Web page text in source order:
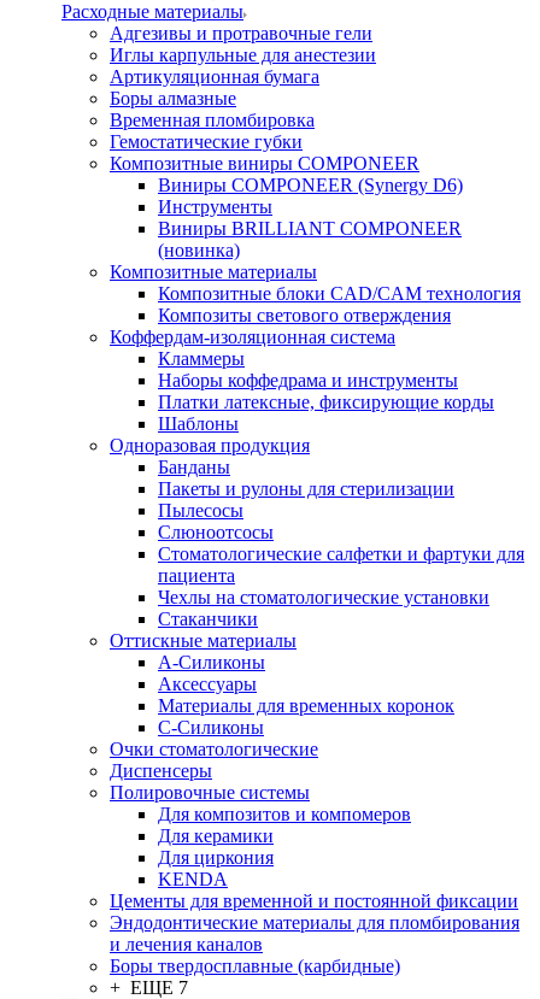
Расходные материалы
Адгезивы и протравочные гели
Иглы карпульные для анестезии
Артикуляционная бумага
Боры алмазные
Временная пломбировка
Гемостатические губки
Композитные виниры COMPONEER
Виниры COMPONEER (Synergy D6)
Инструменты
Виниры BRILLIANT COMPONEER
(новинка)
Композитные материалы
Композитные блоки CAD/СAM технология
Композиты светового отверждения
Коффердам-изоляционная система
Кламмеры
Наборы коффедрама и инструменты
Платки латексные, фиксирующие корды
Шаблоны
Одноразовая продукция
Банданы
Пакеты и рулоны для стерилизации
Пылесосы
Слюноотсосы
Стоматологические салфетки и фартуки для
пациента
Чехлы на стоматологические установки
Стаканчики
Оттискные материалы
А-Силиконы
Аксессуары
Материалы для временных коронок
С-Силиконы
Очки стоматологические
Диспенсеры
Полировочные системы
Для композитов и компомеров
Для керамики
Для циркония
KENDA
Цементы для временной и постоянной фиксации
Эндодонтические материалы для пломбирования
и лечения каналов
Боры твердосплавные (карбидные)
+ ЕЩЕ 7